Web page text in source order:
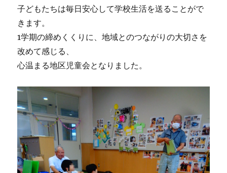
子どもたちは毎日安心して学校生活を送ることがで
きます。
1学期の締めくくりに、地域とのつながりの大切さを
改めて感じる、
心温まる地区児童会となりました。